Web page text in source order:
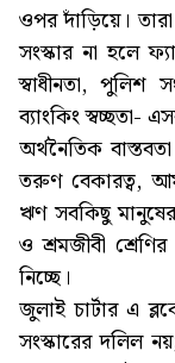
ওপর দাঁড়িয়ে।
সংস্কার না হলে
স্বাধীনতা, পুলিশ
ব্যাংকিং স্বচ্ছতা-
অর্থনৈতিক
তরুণ বেকারত্ব,
ঋণ সবকিছু
ও শ্রমজীবী
নিচ্ছে।
জুলাই চার্টার এ
সংস্কারের দলিল